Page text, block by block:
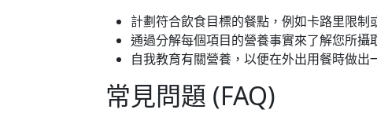
計劃符合飲食目標的餐點，例如卡路里限制
通過分解每個項目的營養事實來了解您所攝
自我教育有關營養，以便在外出用餐時做出
常見問題 (FAQ)